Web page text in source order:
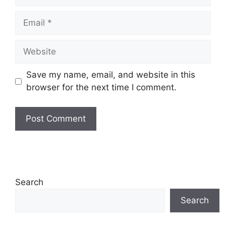
Email
Website
Save my name, email, and website in this
browser for the next time I comment.
Search
Search